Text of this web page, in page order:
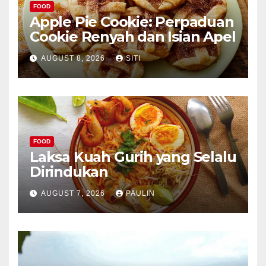
FOOD
Apple Pie Cookie: Perpaduan
Cookie Renyah dan Isian Apel
AUGUST 8, 2026 SITI
FOOD
Laksa Kuah Gurih yang Selalu
Dirindukan
AUGUST 7, 2026 PAULIN